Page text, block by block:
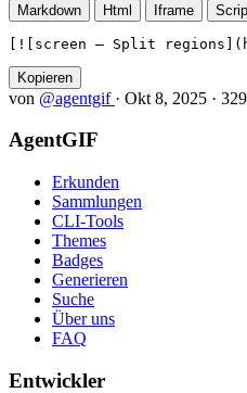
Markdown Html Iframe
[![screen — Split
Kopieren
von @agentgif · Okt 8, 2025 ·
AgentGIF
Erkunden
Sammlungen
CLI-Tools
Themes
Badges
Generieren
Suche
Über uns
FAQ
Entwickler